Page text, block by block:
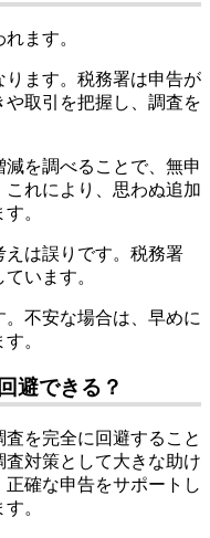
ます。
ます。税務署は申告が
取引を把握し、調査を
を調べることで、無申
れにより、思わぬ追加
。
は誤りです。税務署
います。
不安な場合は、早めに
。
避できる？
を完全に回避すること
対策として大きな助け
確な申告をサポートし
。